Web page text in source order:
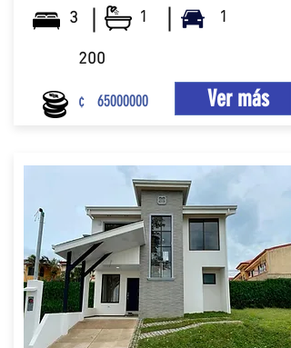
3 1 1
200
65000000
¢ Ver más